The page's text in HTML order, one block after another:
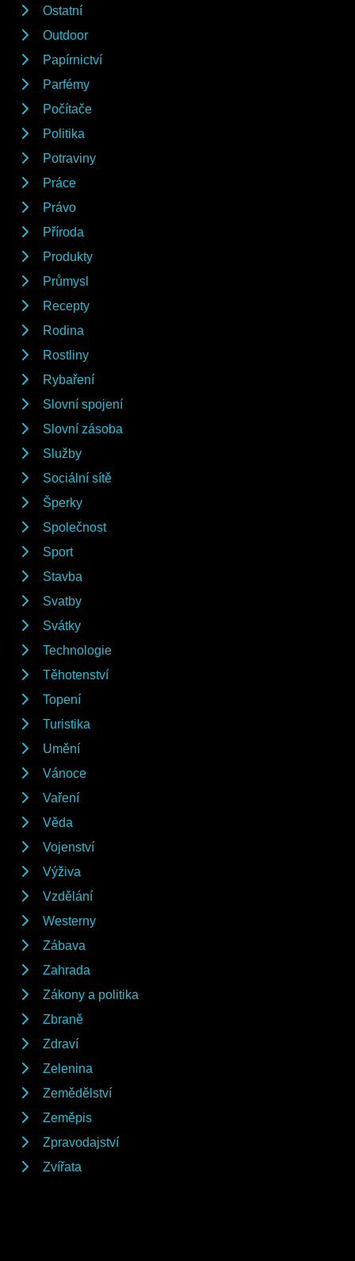
Ostatní
Outdoor
Papírnictví
Parfémy
Počítače
Politika
Potraviny
Práce
Právo
Příroda
Produkty
Průmysl
Recepty
Rodina
Rostliny
Rybaření
Slovní spojení
Slovní zásoba
Služby
Sociální sítě
Šperky
Společnost
Sport
Stavba
Svatby
Svátky
Technologie
Těhotenství
Topení
Turistika
Umění
Vánoce
Vaření
Věda
Vojenství
Výživa
Vzdělání
Westerny
Zábava
Zahrada
Zákony a politika
Zbraně
Zdraví
Zelenina
Zemědělství
Zeměpis
Zpravodajství
Zvířata